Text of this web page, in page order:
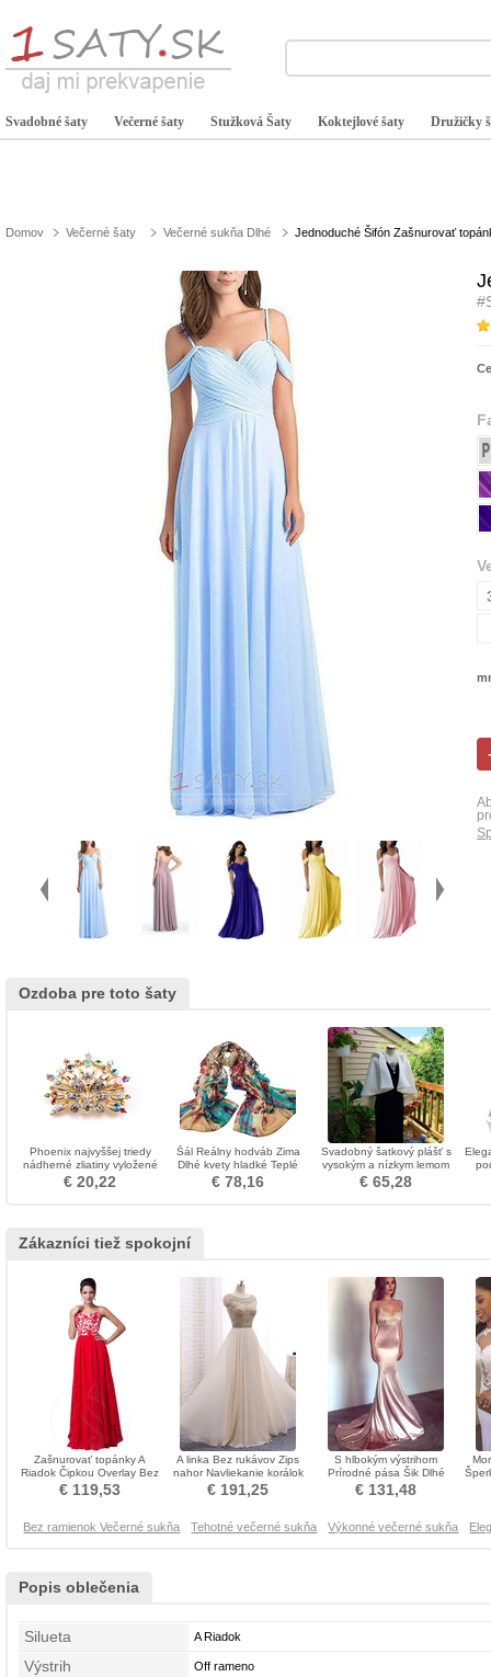
Svadobné šaty Večerné šaty Stužková Šaty Koktejlové šaty Družičky
Domov Večerné šaty Večerné sukňa Dlhé Jednoduché Šifón Zašnurovať
Ozdoba pre toto šaty
Phoenix najvyššej triedy
nádherné zliatiny vyložené
diamant brož
€ 20,22
Šál Reálny hodváb Zima
Dlhé kvety hladké Teplé
€ 78,16
Svadobný šatkový plášť s
vysokým a nízkym lemom
€ 65,28
Zákazníci tiež spokojní
Zašnurovať topánky A
Riadok Čipkou Overlay Bez
rukávov Večerné šaty
€ 119,53
A linka Bez rukávov Zips
nahor Navliekanie korálok
Večerné šaty
€ 191,25
S hlbokým výstrihom
Prírodné pása Šik Dlhé
Nášivky Večerné šaty
€ 131,48
Bez ramienok Večerné sukňa Tehotné večerné sukňa Výkonné večerné sukňa
Popis oblečenia
Silueta A Riadok
Výstrih Off rameno